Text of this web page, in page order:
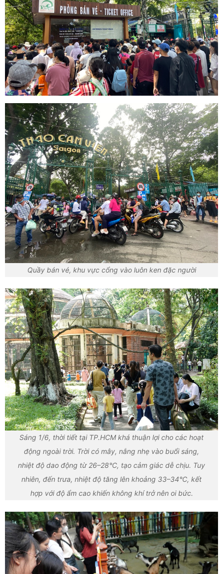
Quầy bán vé, khu vực cổng vào luôn ken đặc người
Sáng 1/6, thời tiết tại TP.HCM khá thuận lợi cho các hoạt
động ngoài trời. Trời có mây, nắng nhẹ vào buổi sáng,
nhiệt độ dao động từ 26–28°C, tạo cảm giác dễ chịu. Tuy
nhiên, đến trưa, nhiệt độ tăng lên khoảng 33–34°C, kết
hợp với độ ẩm cao khiến không khí trở nên oi bức.